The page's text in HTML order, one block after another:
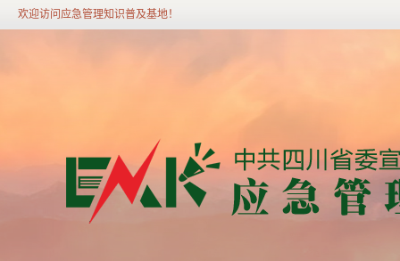
欢迎访问应急管理知识普及基地！